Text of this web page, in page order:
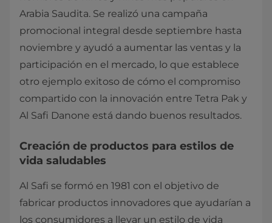
Arabia Saudita. Se realizó una campaña
promocional integral desde septiembre hasta
noviembre y ayudó a aumentar las ventas y la
participación en el mercado, lo que establece
otro ejemplo exitoso de cómo el compromiso
compartido con la innovación entre Tetra Pak y
Al Safi Danone está dando buenos resultados. ​
Creación de productos para estilos de
vida saludables
Al Safi se formó en 1981 con el objetivo de
fabricar productos innovadores que ayudarían a
los consumidores a llevar un estilo de vida